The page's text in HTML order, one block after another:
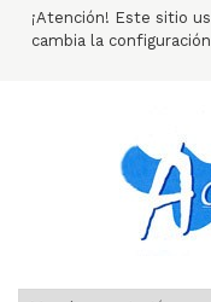
¡Atención! Este sitio
cambia la